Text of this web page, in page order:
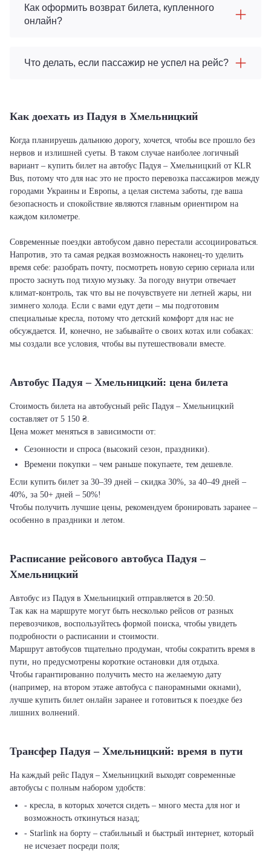
Как оформить возврат билета, купленного
онлайн?
Что делать, если пассажир не успел на рейс?
Как доехать из Падуя в Хмельницкий
Когда планируешь дальнюю дорогу, хочется, чтобы все прошло без
нервов и излишней суеты. В таком случае наиболее логичный
вариант – купить билет на автобус Падуя – Хмельницкий от KLR
Bus, потому что для нас это не просто перевозка пассажиров между
городами Украины и Европы, а целая система заботы, где ваша
безопасность и спокойствие являются главным ориентиром на
каждом километре.
Современные поездки автобусом давно перестали ассоциироваться.
Напротив, это та самая редкая возможность наконец-то уделить
время себе: разобрать почту, посмотреть новую серию сериала или
просто заснуть под тихую музыку. За погоду внутри отвечает
климат-контроль, так что вы не почувствуете ни летней жары, ни
зимнего холода. Если с вами едут дети – мы подготовим
специальные кресла, потому что детский комфорт для нас не
обсуждается. И, конечно, не забывайте о своих котах или собаках:
мы создали все условия, чтобы вы путешествовали вместе.
Автобус Падуя – Хмельницкий: цена билета
Стоимость билета на автобусный рейс Падуя – Хмельницкий
составляет от 5 150 ₴.
Цена может меняться в зависимости от:
Сезонности и спроса (высокий сезон, праздники).
Времени покупки – чем раньше покупаете, тем дешевле.
Если купить билет за 30–39 дней – скидка 30%, за 40–49 дней –
40%, за 50+ дней – 50%!
Чтобы получить лучшие цены, рекомендуем бронировать заранее –
особенно в праздники и летом.
Расписание рейсового автобуса Падуя –
Хмельницкий
Автобус из Падуя в Хмельницкий отправляется в 20:50.
Так как на маршруте могут быть несколько рейсов от разных
перевозчиков, воспользуйтесь формой поиска, чтобы увидеть
подробности о расписании и стоимости.
Маршрут автобусов тщательно продуман, чтобы сократить время в
пути, но предусмотрены короткие остановки для отдыха.
Чтобы гарантированно получить место на желаемую дату
(например, на втором этаже автобуса с панорамными окнами),
лучше купить билет онлайн заранее и готовиться к поездке без
лишних волнений.
Трансфер Падуя – Хмельницкий: время в пути
На каждый рейс Падуя – Хмельницкий выходят современные
автобусы с полным набором удобств:
- кресла, в которых хочется сидеть – много места для ног и
возможность откинуться назад;
- Starlink на борту – стабильный и быстрый интернет, который
не исчезает посреди поля;